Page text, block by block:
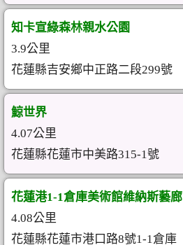
知卡宣綠森林親水公園
3.9公里
花蓮縣吉安鄉中正路二段299號
鯨世界
4.07公里
花蓮縣花蓮市中美路315-1號
花蓮港1-1倉庫美術館維納斯藝廊
4.08公里
花蓮縣花蓮市港口路8號1-1倉庫